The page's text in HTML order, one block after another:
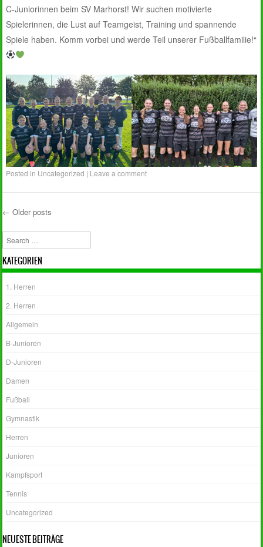
C-Juniorinnen beim SV Marhorst! Wir suchen motivierte
Spielerinnen, die Lust auf Teamgeist, Training und spannende
Spiele haben. Komm vorbei und werde Teil unserer Fußballfamilie!“
Posted in Uncategorized | Leave a comment
Post navigation
← Older posts
Search
KATEGORIEN
1. Herren
2. Herren
Allgemein
B-Junioren
D-Junioren
Damen
Fußball
Gymnastik
Herren
Junioren
Kampfsport
Tennis
Uncategorized
NEUESTE BEITRÄGE